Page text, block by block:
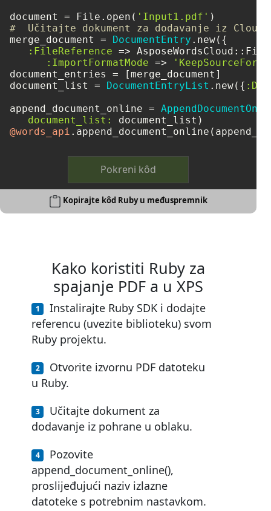
document = File.open( 'Input1.pdf'
#  Učitajte dokument za dodavanje iz Cloud
merge_document = DocumentEntry .new({
:FileReference =>
:ImportFormatMode =>
document_entries = [merge_document]
document_list = DocumentEntryList .new({
append_document_online =
document_list:
@words_api
Pokreni kôd
Kopirajte kôd Ruby u međuspremnik
Kako koristiti Ruby za
spajanje PDF a u XPS
Instalirajte Ruby SDK i dodajte
referencu (uvezite biblioteku) svom
Ruby projektu.
Otvorite izvornu PDF datoteku
u Ruby.
Učitajte dokument za
dodavanje iz pohrane u oblaku.
Pozovite
append_document_online(),
proslijeđujući naziv izlazne
datoteke s potrebnim nastavkom.